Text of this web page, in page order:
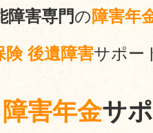
障害専門の障害年
険 後遺障害サポー
障害年金サ